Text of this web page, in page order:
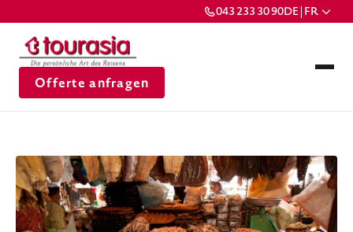
043 233 30 90DE | FR
Offerte anfragen